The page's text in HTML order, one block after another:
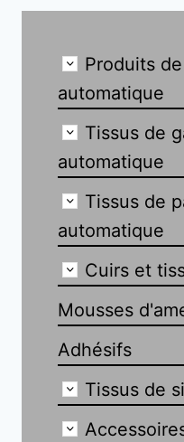
Produits
automatique
Tissus de
automatique
Tissus de
automatique
Cuirs et
Mousses
Adhésifs
Tissus de